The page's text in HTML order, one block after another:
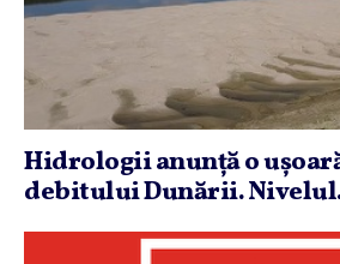
Hidrologii anunţă o
debitului Dunării.